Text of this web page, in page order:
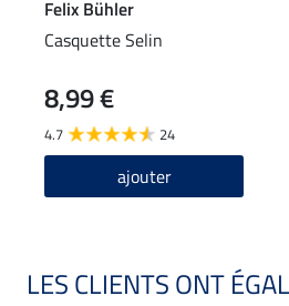
Felix Bühler
Casquette Selin
8,99 €
4.7 24
ajouter
LES CLIENTS ONT